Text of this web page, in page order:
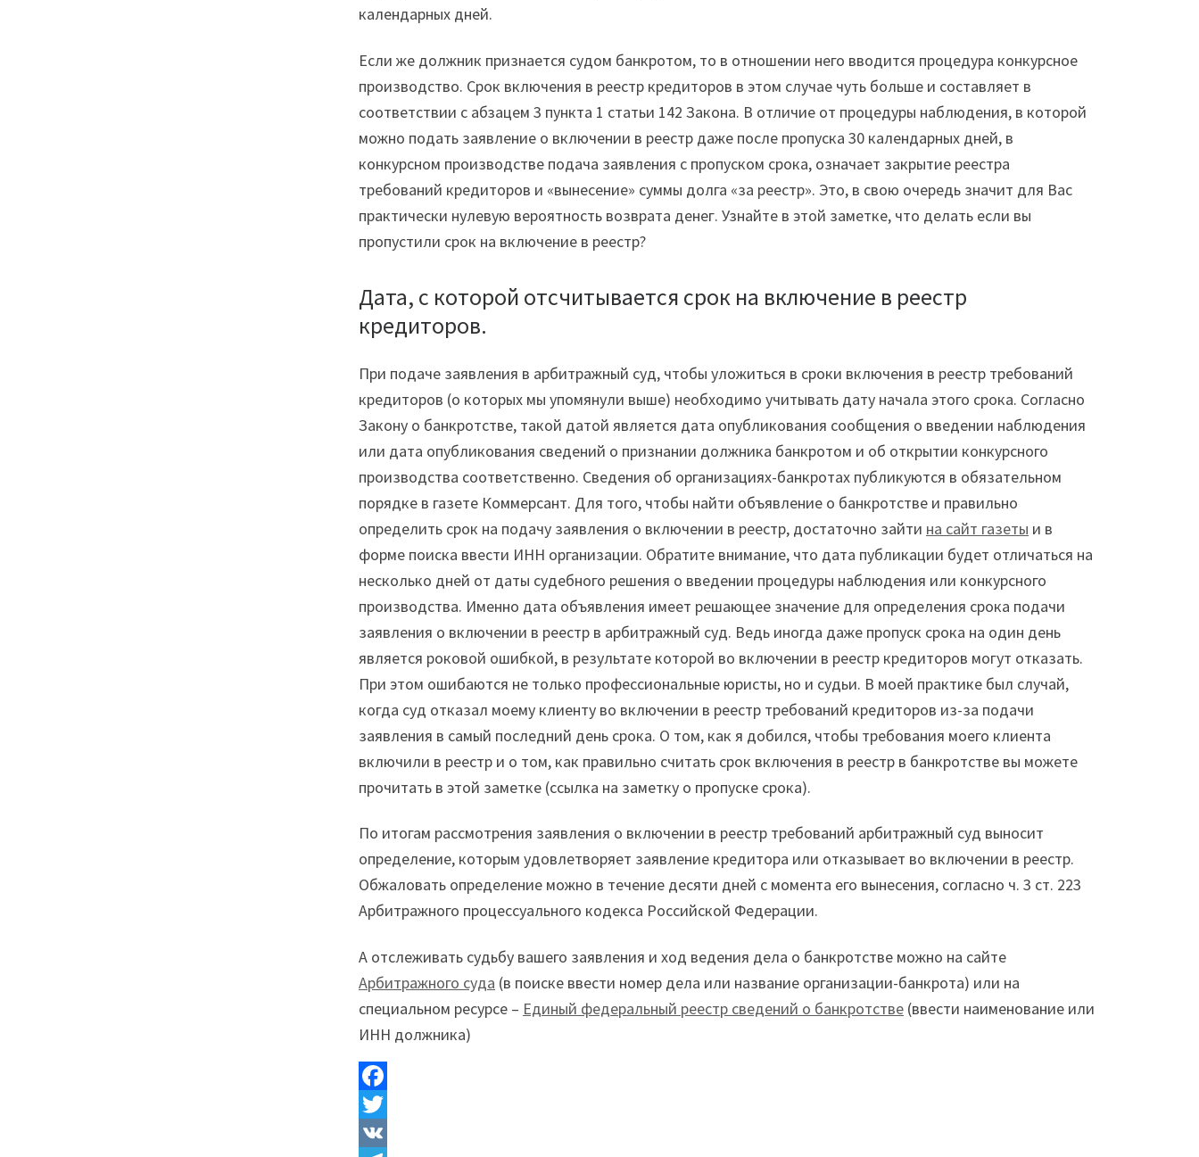
календарных дней.
Если же должник признается судом банкротом, то в отношении него вводится процедура конкурсное
производство. Срок включения в реестр кредиторов в этом случае чуть больше и составляет в
соответствии с абзацем 3 пункта 1 статьи 142 Закона. В отличие от процедуры наблюдения, в которой
можно подать заявление о включении в реестр даже после пропуска 30 календарных дней, в
конкурсном производстве подача заявления с пропуском срока, означает закрытие реестра
требований кредиторов и «вынесение» суммы долга «за реестр». Это, в свою очередь значит для Вас
практически нулевую вероятность возврата денег. Узнайте в этой заметке, что делать если вы
пропустили срок на включение в реестр?
Дата, с которой отсчитывается срок на включение в реестр
кредиторов.
При подаче заявления в арбитражный суд, чтобы уложиться в сроки включения в реестр требований
кредиторов (о которых мы упомянули выше) необходимо учитывать дату начала этого срока. Согласно
Закону о банкротстве, такой датой является дата опубликования сообщения о введении наблюдения
или дата опубликования сведений о признании должника банкротом и об открытии конкурсного
производства соответственно. Сведения об организациях-банкротах публикуются в обязательном
порядке в газете Коммерсант. Для того, чтобы найти объявление о банкротстве и правильно
определить срок на подачу заявления о включении в реестр, достаточно зайти на сайт газеты и в
форме поиска ввести ИНН организации. Обратите внимание, что дата публикации будет отличаться на
несколько дней от даты судебного решения о введении процедуры наблюдения или конкурсного
производства. Именно дата объявления имеет решающее значение для определения срока подачи
заявления о включении в реестр в арбитражный суд. Ведь иногда даже пропуск срока на один день
является роковой ошибкой, в результате которой во включении в реестр кредиторов могут отказать.
При этом ошибаются не только профессиональные юристы, но и судьи. В моей практике был случай,
когда суд отказал моему клиенту во включении в реестр требований кредиторов из-за подачи
заявления в самый последний день срока. О том, как я добился, чтобы требования моего клиента
включили в реестр и о том, как правильно считать срок включения в реестр в банкротстве вы можете
прочитать в этой заметке (ссылка на заметку о пропуске срока).
По итогам рассмотрения заявления о включении в реестр требований арбитражный суд выносит
определение, которым удовлетворяет заявление кредитора или отказывает во включении в реестр.
Обжаловать определение можно в течение десяти дней с момента его вынесения, согласно ч. 3 ст. 223
Арбитражного процессуального кодекса Российской Федерации.
А отслеживать судьбу вашего заявления и ход ведения дела о банкротстве можно на сайте
Арбитражного суда (в поиске ввести номер дела или название организации-банкрота) или на
специальном ресурсе – Единый федеральный реестр сведений о банкротстве (ввести наименование или
ИНН должника)
F
aT